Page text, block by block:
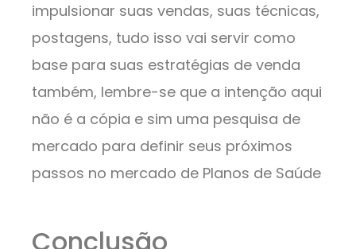
impulsionar suas vendas, suas técnicas,
postagens, tudo isso vai servir como
base para suas estratégias de venda
também, lembre-se que a intenção aqui
não é a cópia e sim uma pesquisa de
mercado para definir seus próximos
passos no mercado de Planos de Saúde
Conclusão